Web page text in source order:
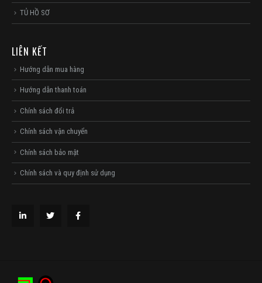
TỦ HỒ SƠ
LIÊN KẾT
Hướng dẫn mua hàng
Hướng dẫn thanh toán
Chính sách đổi trả
Chính sách vận chuyển
Chính sách bảo mật
Chính sách và quy định sử dụng